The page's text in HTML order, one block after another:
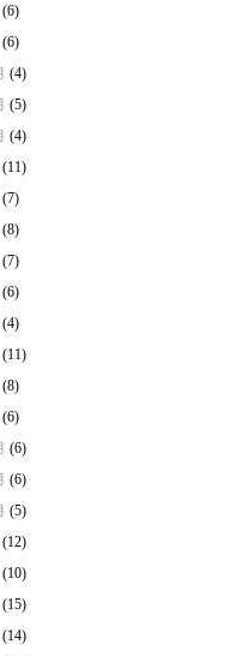
(6)
(6)
(4)
(5)
(4)
(11)
(7)
(8)
(7)
(6)
(4)
(11)
(8)
(6)
(6)
(6)
(5)
(12)
(10)
(15)
(14)